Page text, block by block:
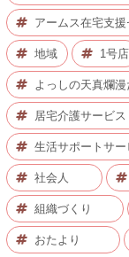
アームス在宅支
地域 1号店
よっしの天真爛
居宅介護サービス
生活サポートサー
社会人
組織づくり
おたより